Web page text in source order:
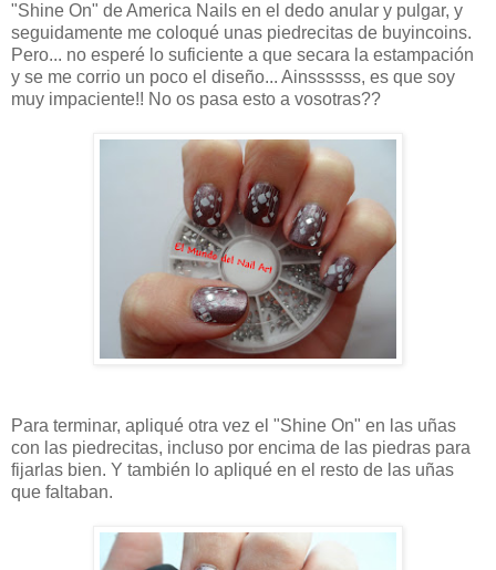
"Shine On" de America Nails en el dedo anular y pulgar, y
seguidamente me coloqué unas piedrecitas de buyincoins.
Pero... no esperé lo suficiente a que secara la estampación
y se me corrio un poco el diseño... Ainssssss, es que soy
muy impaciente!! No os pasa esto a vosotras??
Para terminar, apliqué otra vez el "Shine On" en las uñas
con las piedrecitas, incluso por encima de las piedras para
fijarlas bien. Y también lo apliqué en el resto de las uñas
que faltaban.